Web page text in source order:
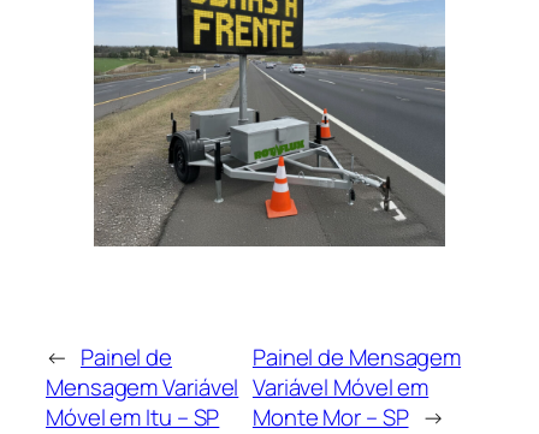
← Painel de
Mensagem Variável
Móvel em Itu – SP
Painel de Mensagem
Variável Móvel em
Monte Mor – SP →